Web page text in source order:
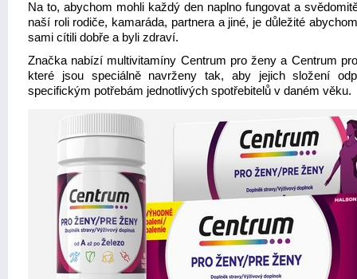
Na to, abychom mohli každý den naplno fungovat a
naší roli rodiče, kamaráda, partnera a jiné, je důležité
sami cítili dobře a byli zdraví.
Značka nabízí multivitamíny Centrum pro ženy a Centrum
které jsou speciálně navrženy tak, aby jejich složení
specifickým potřebám jednotlivých spotřebitelů v daném věku.